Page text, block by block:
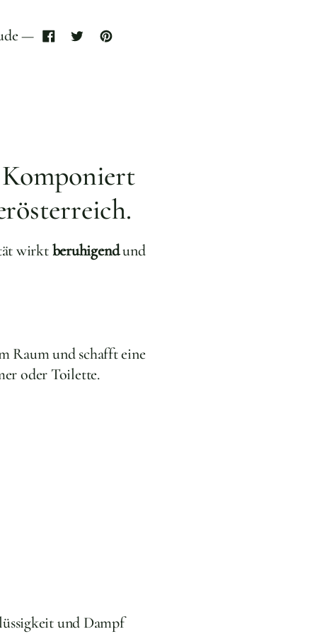
—
wirktberuhigendund
Raum und schafft eine
oder Toilette.
und Dampf